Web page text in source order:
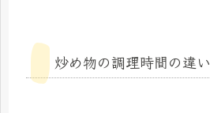
炒め物の調理時間の違い